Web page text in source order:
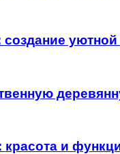
создание
красота и